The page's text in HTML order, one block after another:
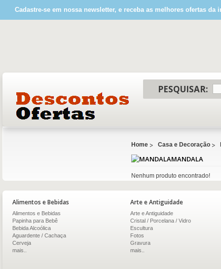
Cadastre-se em nossa newsletter, e receba as melhores ofertas da
PESQUISAR:
Home Casa e Decoração
MANDALA
Nenhum produto encontrado!
Alimentos e Bebidas
Alimentos e Bebidas
Papinha para Bebê
Bebida Alcoólica
Aguardente / Cachaça
Cerveja
mais..
Arte e Antiguidade
Arte e Antiguidade
Cristal / Porcelana / Vidro
Escultura
Fotos
Gravura
mais..